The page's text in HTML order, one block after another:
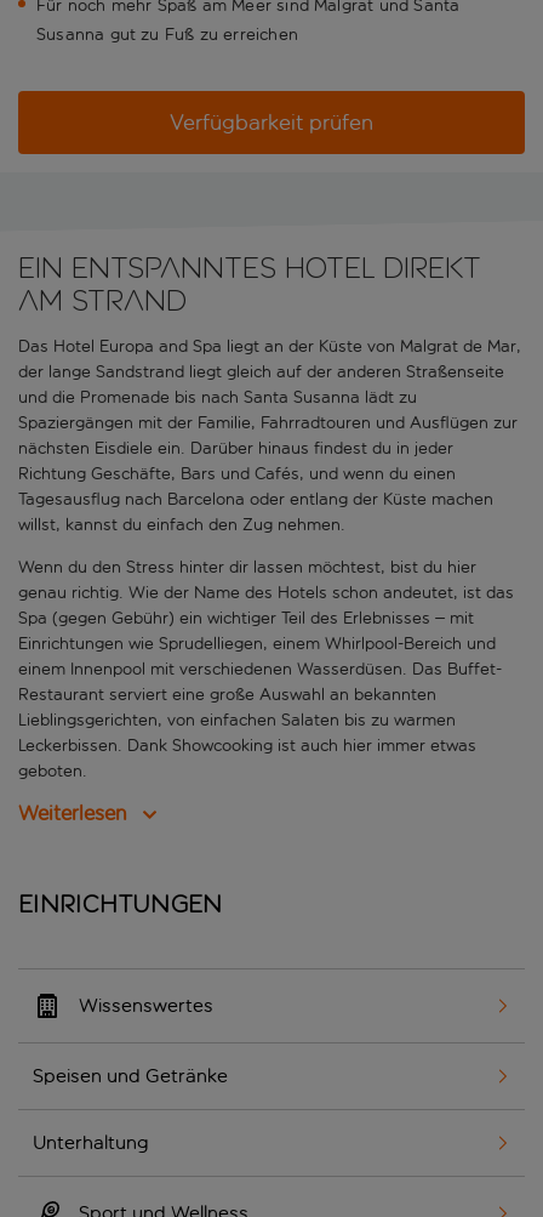
Für noch mehr Spaß am Meer sind Malgrat und Santa
Susanna gut zu Fuß zu erreichen
Verfügbarkeit prüfen
Ein entspanntes Hotel direkt
am Strand
Das Hotel Europa and Spa liegt an der Küste von Malgrat de Mar,
der lange Sandstrand liegt gleich auf der anderen Straßenseite
und die Promenade bis nach Santa Susanna lädt zu
Spaziergängen mit der Familie, Fahrradtouren und Ausflügen zur
nächsten Eisdiele ein. Darüber hinaus findest du in jeder
Richtung Geschäfte, Bars und Cafés, und wenn du einen
Tagesausflug nach Barcelona oder entlang der Küste machen
willst, kannst du einfach den Zug nehmen.
Wenn du den Stress hinter dir lassen möchtest, bist du hier
genau richtig. Wie der Name des Hotels schon andeutet, ist das
Spa (gegen Gebühr) ein wichtiger Teil des Erlebnisses – mit
Einrichtungen wie Sprudelliegen, einem Whirlpool-Bereich und
einem Innenpool mit verschiedenen Wasserdüsen. Das Buffet-
Restaurant serviert eine große Auswahl an bekannten
Lieblingsgerichten, von einfachen Salaten bis zu warmen
Leckerbissen. Dank Showcooking ist auch hier immer etwas
geboten.
Weiterlesen
Einrichtungen
Wissenswertes
Speisen und Getränke
Unterhaltung